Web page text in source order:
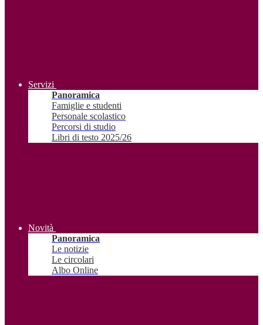
Servizi
Panoramica
Famiglie e studenti
Personale scolastico
Percorsi di studio
Libri di testo 2025/26
Novità
Panoramica
Le notizie
Le circolari
Albo Online